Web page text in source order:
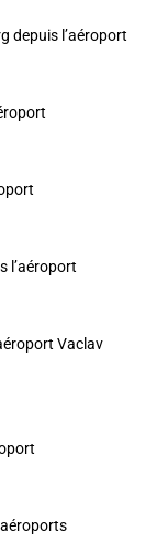
depuis l’aéroport
l’aéroport
Vaclav
aéroports